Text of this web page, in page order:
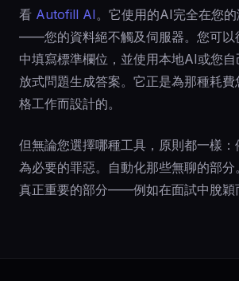
看 Autofill AI。它使用的AI完全在您
——您的資料絕不觸及伺服器。您可以
中填寫標準欄位，並使用本地AI或您
放式問題生成答案。它正是為那種耗
格工作而設計的。
但無論您選擇哪種工具，原則都一樣
為必要的罪惡。自動化那些無聊的部
真正重要的部分——例如在面試中脫穎